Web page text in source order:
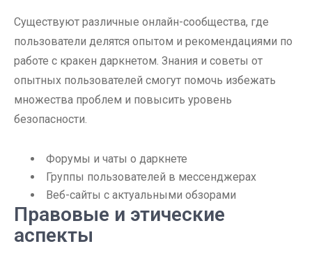
Существуют различные онлайн-сообщества, где
пользователи делятся опытом и рекомендациями по
работе с кракен даркнетом. Знания и советы от
опытных пользователей смогут помочь избежать
множества проблем и повысить уровень
безопасности.
Форумы и чаты о даркнете
Группы пользователей в мессенджерах
Веб-сайты с актуальными обзорами
Правовые и этические
аспекты